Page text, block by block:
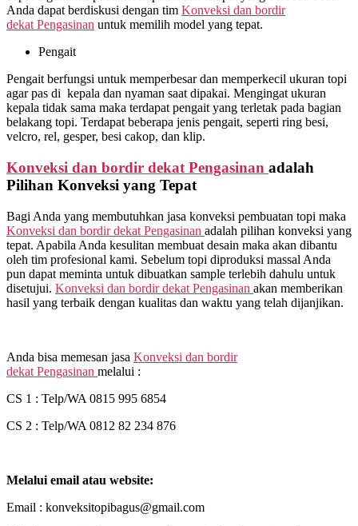
Anda dapat berdiskusi dengan tim Konveksi dan bordir
dekat Pengasinan untuk memilih model yang tepat.
Pengait
Pengait berfungsi untuk memperbesar dan memperkecil ukuran topi
agar pas di kepala dan nyaman saat dipakai. Mengingat ukuran
kepala tidak sama maka terdapat pengait yang terletak pada bagian
belakang topi. Terdapat beberapa jenis pengait, seperti ring besi,
velcro, rel, gesper, besi cakop, dan klip.
Konveksi dan bordir dekat Pengasinan adalah
Pilihan Konveksi yang Tepat
Bagi Anda yang membutuhkan jasa konveksi pembuatan topi maka
Konveksi dan bordir dekat Pengasinan adalah pilihan konveksi yang
tepat. Apabila Anda kesulitan membuat desain maka akan dibantu
oleh tim profesional kami. Sebelum topi diproduksi massal Anda
pun dapat meminta untuk dibuatkan sample terlebih dahulu untuk
disetujui. Konveksi dan bordir dekat Pengasinan akan memberikan
hasil yang terbaik dengan kualitas dan waktu yang telah dijanjikan.
Anda bisa memesan jasa Konveksi dan bordir
dekat Pengasinan melalui :
CS 1 : Telp/WA 0815 995 6854
CS 2 : Telp/WA 0812 82 234 876
Melalui email atau website:
Email : konveksitopibagus@gmail.com